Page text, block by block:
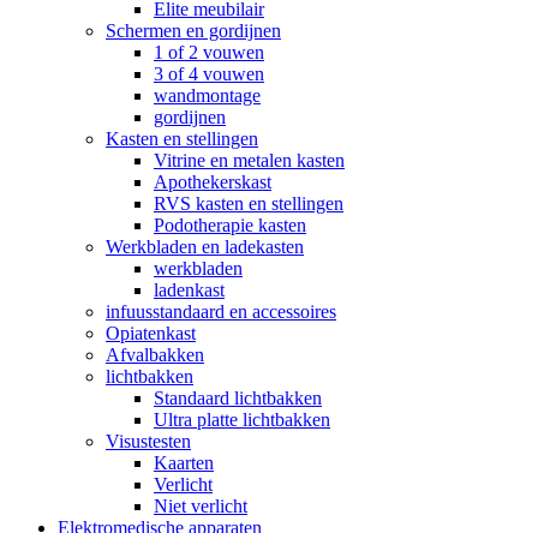
Elite meubilair
Schermen en gordijnen
1 of 2 vouwen
3 of 4 vouwen
wandmontage
gordijnen
Kasten en stellingen
Vitrine en metalen kasten
Apothekerskast
RVS kasten en stellingen
Podotherapie kasten
Werkbladen en ladekasten
werkbladen
ladenkast
infuusstandaard en accessoires
Opiatenkast
Afvalbakken
lichtbakken
Standaard lichtbakken
Ultra platte lichtbakken
Visustesten
Kaarten
Verlicht
Niet verlicht
Elektromedische apparaten